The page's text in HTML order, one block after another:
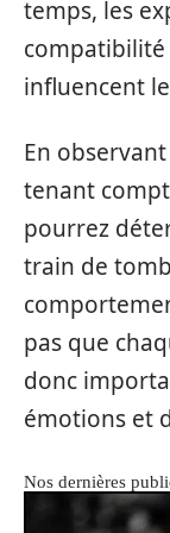
temps, les
influencent
En
tenant
pourrez
train de
pas que
donc
émotions et
Nos dernières